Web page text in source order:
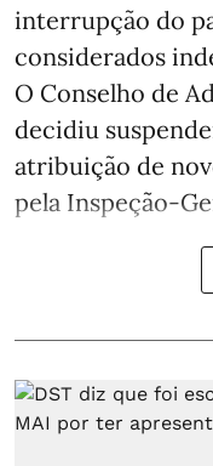
interrupção do
considerados
O Conselho de
decidiu
atribuição de
pela Inspeção-